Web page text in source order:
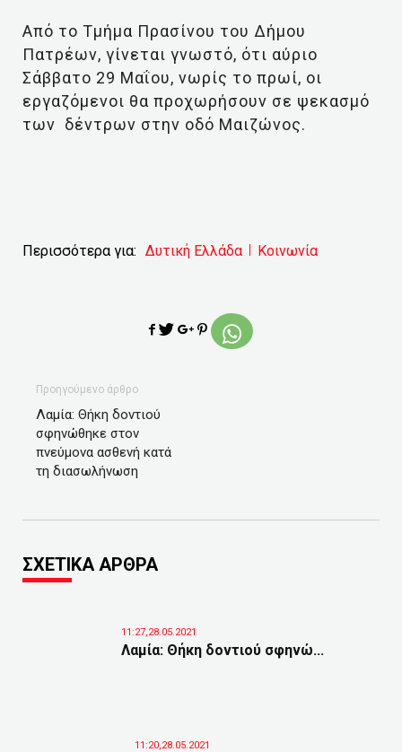
Από το Τμήμα Πρασίνου του Δήμου
Πατρέων, γίνεται γνωστό, ότι αύριο
Σάββατο 29 Μαΐου, νωρίς το πρωί, οι
εργαζόμενοι θα προχωρήσουν σε ψεκασμό
των δέντρων στην οδό Μαιζώνος.
Περισσότερα για: Δυτική Ελλάδα Κοινωνία
Προηγούμενο άρθρο
Λαμία: Θήκη δοντιού
σφηνώθηκε στον
πνεύμονα ασθενή κατά
τη διασωλήνωση
ΣΧΕΤΙΚΑ ΑΡΘΡΑ
11:27,28.05.2021
Λαμία: Θήκη δοντιού σφηνώ...
11:20,28.05.2021